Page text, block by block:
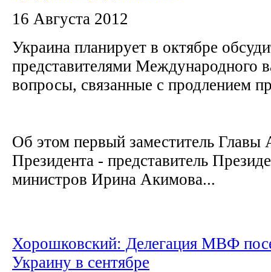
16 Августа 2012
Украина планирует в октябре
представителями Международного
вопросы, связанные с продлением
Об этом первый заместитель Главы
Президента - представитель
министров Ирина Акимова...
Хорошковский: Делегация МВФ
Украину в сентябре